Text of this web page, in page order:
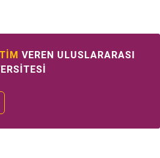
VEREN ULUSLARARASI